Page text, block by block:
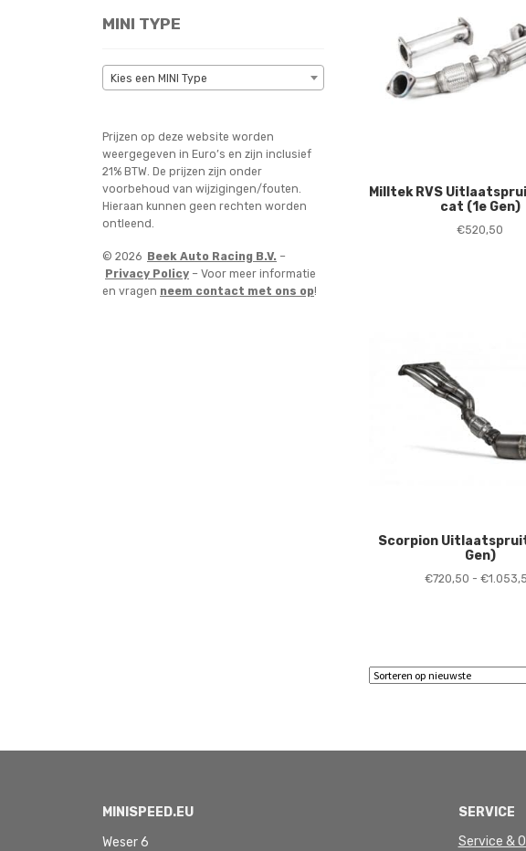
Milltek RVS
cat (1e Gen)
€520,50
Scorpion
Gen)
€720,50 - €
MINI TYPE
Kies een MINI Type
Prijzen op deze website worden
weergegeven in Euro’s en zijn inclusief
21% BTW. De prijzen zijn onder
voorbehoud van wijzigingen/fouten.
Hieraan kunnen geen rechten worden
ontleend.
© 2026 Beek Auto Racing B.V. –
Privacy Policy – Voor meer informatie
en vragen neem contact met ons op!
MINISPEED.EU
Weser 6
SERVICE
Service &